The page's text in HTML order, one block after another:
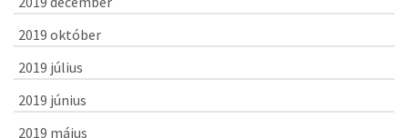
2019 október
2019 július
2019 június
2019 május